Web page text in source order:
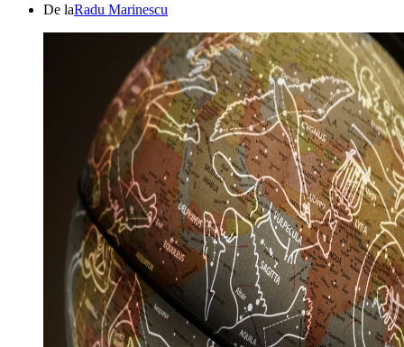
De laRadu Marinescu